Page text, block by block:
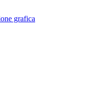
grafica